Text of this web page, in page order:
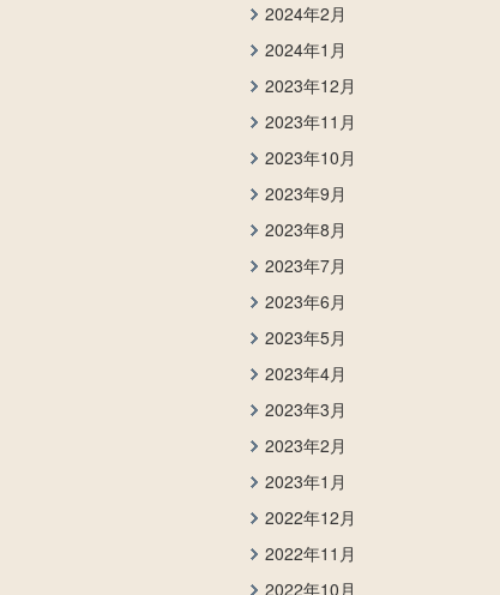
2024年2月
2024年1月
2023年12月
2023年11月
2023年10月
2023年9月
2023年8月
2023年7月
2023年6月
2023年5月
2023年4月
2023年3月
2023年2月
2023年1月
2022年12月
2022年11月
2022年10月